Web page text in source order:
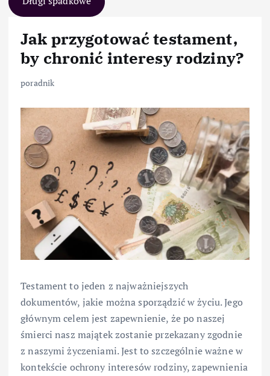
Jak przygotować testament,
by chronić interesy rodziny?
poradnik
Testament to jeden z najważniejszych
dokumentów, jakie można sporządzić w życiu. Jego
głównym celem jest zapewnienie, że po naszej
śmierci nasz majątek zostanie przekazany zgodnie
z naszymi życzeniami. Jest to szczególnie ważne w
kontekście ochrony interesów rodziny, zapewnienia